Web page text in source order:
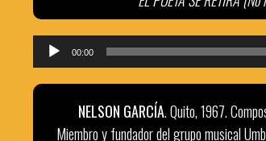
00:00
NELSON GARCÍA. Quito, 1967.
Miembro y fundador del grupo musical